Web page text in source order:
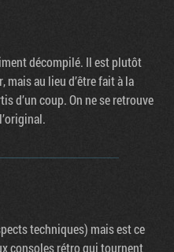
décompilé. Il est plutôt
au lieu d’être fait à la
d’un coup. On ne se retrouve
techniques) mais est ce
consoles rétro qui tournent